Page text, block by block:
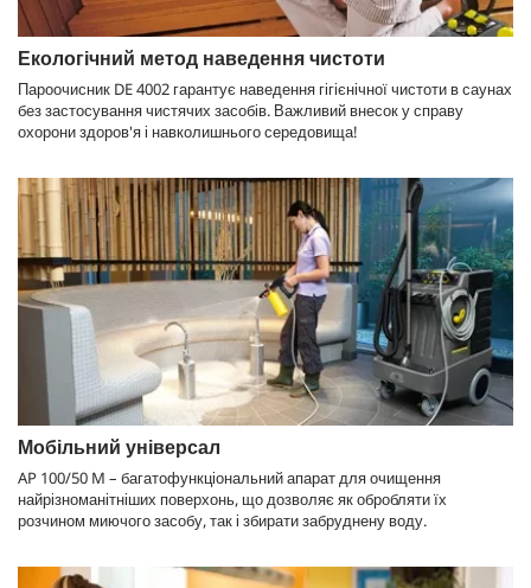
Екологічний метод наведення чистоти
Пароочисник DE 4002 гарантує наведення гігієнічної чистоти в саунах
без застосування чистячих засобів. Важливий внесок у справу
охорони здоров'я і навколишнього середовища!
Мобільний універсал
AP 100/50 M – багатофункціональний апарат для очищення
найрізноманітніших поверхонь, що дозволяє як обробляти їх
розчином миючого засобу, так і збирати забруднену воду.